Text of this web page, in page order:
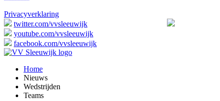
Privacyverklaring
twitter.com/vvsleeuwijk
youtube.com/vvsleeuwijk
facebook.com/vvsleeuwijk
Home
Nieuws
Wedstrijden
Teams